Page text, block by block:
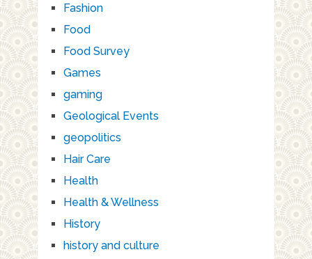
Fashion
Food
Food Survey
Games
gaming
Geological Events
geopolitics
Hair Care
Health
Health & Wellness
History
history and culture